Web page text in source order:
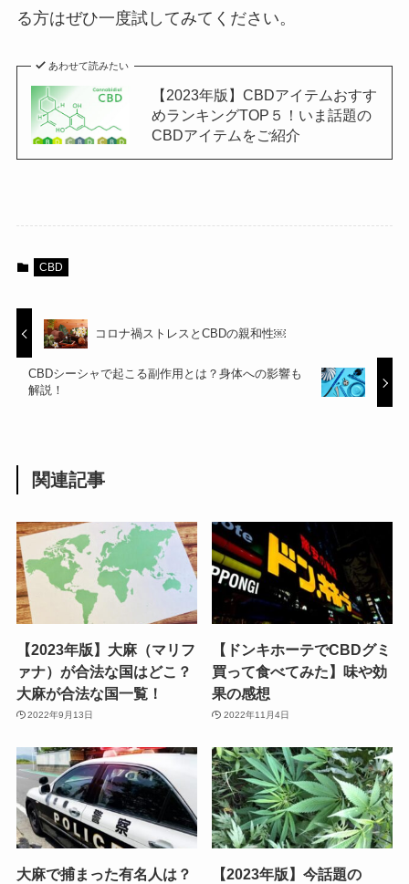
る方はぜひ一度試してみてください。
あわせて読みたい
【2023年版】CBDアイテムおすす
めランキングTOP５！いま話題の
CBDアイテムをご紹介
CBD
コロナ禍ストレスとCBDの親和性￼
CBDシーシャで起こる副作用とは？身体への影響も
解説！
関連記事
【2023年版】大麻（マリフ
ァナ）が合法な国はどこ？
大麻が合法な国一覧！
2022年9月13日
【ドンキホーテでCBDグミ
買って食べてみた】味や効
果の感想
2022年11月4日
大麻で捕まった有名人は？
【2023年版】今話題の